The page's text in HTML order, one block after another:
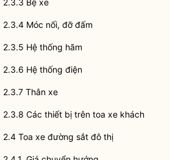
2.3.3 Bệ xe
2.3.4 Móc nối, đỡ đấm
2.3.5 Hệ thống hãm
2.3.6 Hệ thống điện
2.3.7 Thân xe
2.3.8 Các thiết bị trên toa xe khách
2.4 Toa xe đường sắt đô thị